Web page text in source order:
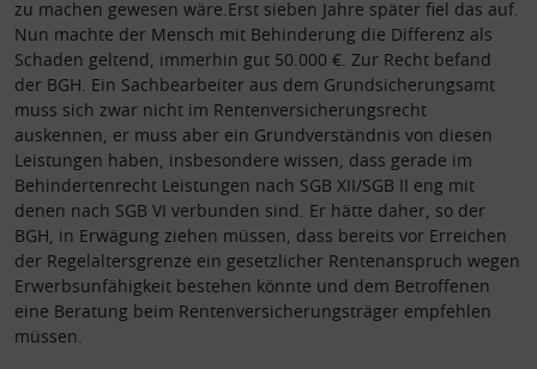
zu machen gewesen wäre. Erst sieben Jahre später fiel das auf.
Nun machte der Mensch mit Behinderung die Differenz als
Schaden geltend, immerhin gut 50.000 €. Zur Recht befand
der BGH. Ein Sachbearbeiter aus dem Grundsicherungsamt
muss sich zwar nicht im Rentenversicherungsrecht
auskennen, er muss aber ein Grundverständnis von diesen
Leistungen haben, insbesondere wissen, dass gerade im
Behindertenrecht Leistungen nach SGB XII/SGB II eng mit
denen nach SGB VI verbunden sind. Er hätte daher, so der
BGH, in Erwägung ziehen müssen, dass bereits vor Erreichen
der Regelaltersgrenze ein gesetzlicher Rentenanspruch wegen
Erwerbsunfähigkeit bestehen könnte und dem Betroffenen
eine Beratung beim Rentenversicherungsträger empfehlen
müssen.